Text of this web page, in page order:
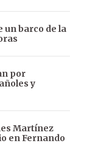
un barco de la
por
y
Martínez
en Fernando